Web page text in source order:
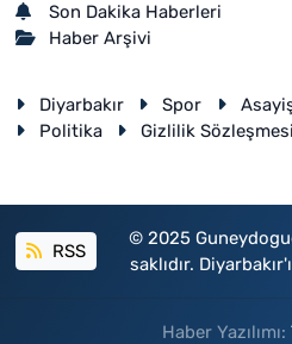
Son Dakika Haberleri
Haber Arşivi
Diyarbakır Spor
Politika
Gizlilik Sözleşmesi
RSS
© 2025
saklıdır.
Haber Yazılımı: